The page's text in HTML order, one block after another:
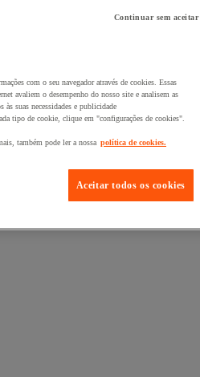
Continuar sem aceitar
com o seu navegador através de cookies. Essas
avaliem o desempenho do nosso site e analisem as
às suas necessidades e publicidade
tipo de cookie, clique em "configurações de cookies".
também pode ler a nossa política de cookies.
Aceitar todos os cookies